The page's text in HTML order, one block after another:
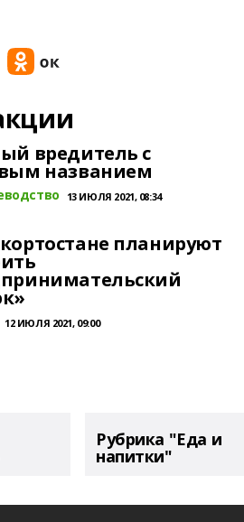
вредитель с
названием
13 ИЮЛЯ 2021, 08:34
планируют
12 ИЮЛЯ 2021, 09:00
Рубрика "Еда и
напитки"